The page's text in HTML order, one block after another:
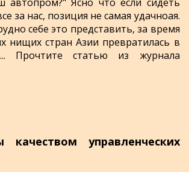
за нас, позиция не самая удачноая.
себе это представить, за время
нищих стран Азии превратилась в
Прочтите статью из журнала
управленческих